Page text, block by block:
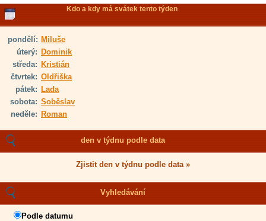
Kdo a kdy má svátek tento týden
pondělí: Miluše
úterý: Dominik
středa: Kristián
čtvrtek: Oldřiška
pátek: Lada
sobota: Soběslav
neděle: Roman
den v týdnu podle data
Zjistit den v týdnu podle data »
Vyhledávání
Podle datumu